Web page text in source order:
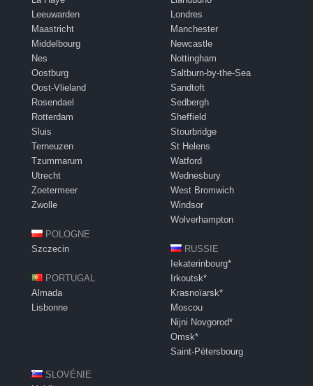
Leeuwarden
Maastricht
Middelbourg
Nes
Oostburg
Oost-Vlieland
Rosendael
Rotterdam
Sluis
Terneuzen
Tzummarum
Utrecht
Zoetermeer
Zwolle
POLOGNE
Szczecin
PORTUGAL
Almada
Lisbonne
Londres
Manchester
Newcastle
Nottingham
Saltburn-by-the-Sea
Sandtoft
Sedbergh
Sheffield
Stourbridge
St Helens
Watford
Wednesbury
West Bromwich
Windsor
Wolverhampton
RUSSIE
Iekaterinbourg*
Irkoutsk*
Krasnoïarsk*
Moscou
Nijni Novgorod*
Omsk*
Saint-Pétersbourg
SLOVÉNIE